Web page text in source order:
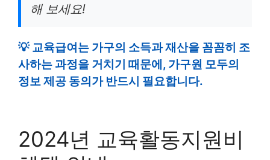
해 보세요!
💡 교육급여는 가구의 소득과 재산을 꼼꼼히 조
사하는 과정을 거치기 때문에, 가구원 모두의
정보 제공 동의가 반드시 필요합니다.
2024년 교육활동지원비